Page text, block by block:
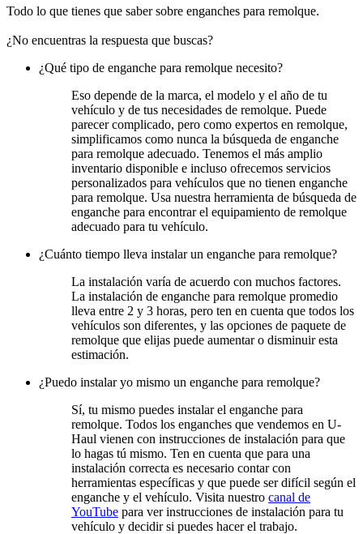
Todo lo que tienes que saber sobre enganches para remolque.
¿No encuentras la respuesta que buscas?
¿Qué tipo de enganche para remolque necesito?
Eso depende de la marca, el modelo y el año de tu
vehículo y de tus necesidades de remolque. Puede
parecer complicado, pero como expertos en remolque,
simplificamos como nunca la búsqueda de enganche
para remolque adecuado. Tenemos el más amplio
inventario disponible e incluso ofrecemos servicios
personalizados para vehículos que no tienen enganche
para remolque. Usa nuestra herramienta de búsqueda de
enganche para encontrar el equipamiento de remolque
adecuado para tu vehículo.
¿Cuánto tiempo lleva instalar un enganche para remolque?
La instalación varía de acuerdo con muchos factores.
La instalación de enganche para remolque promedio
lleva entre 2 y 3 horas, pero ten en cuenta que todos los
vehículos son diferentes, y las opciones de paquete de
remolque que elijas puede aumentar o disminuir esta
estimación.
¿Puedo instalar yo mismo un enganche para remolque?
Sí, tu mismo puedes instalar el enganche para
remolque. Todos los enganches que vendemos en U-
Haul vienen con instrucciones de instalación para que
lo hagas tú mismo. Ten en cuenta que para una
instalación correcta es necesario contar con
herramientas específicas y que puede ser difícil según el
enganche y el vehículo. Visita nuestro canal de
YouTube para ver instrucciones de instalación para tu
vehículo y decidir si puedes hacer el trabajo.